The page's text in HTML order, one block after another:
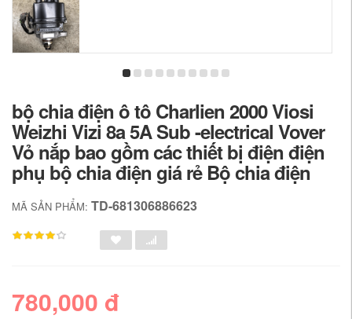
bộ chia điện ô tô Charlien 2000 Viosi
Weizhi Vizi 8a 5A Sub -electrical Vover
Vỏ nắp bao gồm các thiết bị điện điện
phụ bộ chia điện giá rẻ Bộ chia điện
MÃ SẢN PHẨM: TD-681306886623
780,000 đ